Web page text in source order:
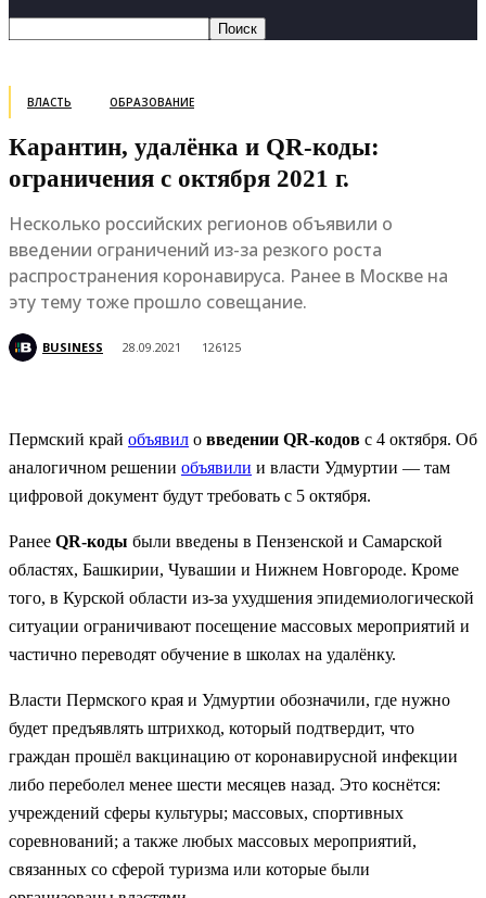
ВЛАСТЬ ОБРАЗОВАНИЕ
Карантин, удалёнка и QR-коды:
ограничения с октября 2021 г.
Несколько российских регионов объявили о
введении ограничений из-за резкого роста
распространения коронавируса. Ранее в Москве на
эту тему тоже прошло совещание.
BUSINESS 28.09.2021 126125
Пермский край объявил о введении QR-кодов с 4 октября. Об
аналогичном решении объявили и власти Удмуртии — там
цифровой документ будут требовать с 5 октября.
Ранее QR-коды были введены в Пензенской и Самарской
областях, Башкирии, Чувашии и Нижнем Новгороде. Кроме
того, в Курской области из-за ухудшения эпидемиологической
ситуации ограничивают посещение массовых мероприятий и
частично переводят обучение в школах на удалёнку.
Власти Пермского края и Удмуртии обозначили, где нужно
будет предъявлять штрихкод, который подтвердит, что
граждан прошёл вакцинацию от коронавирусной инфекции
либо переболел менее шести месяцев назад. Это коснётся:
учреждений сферы культуры; массовых, спортивных
соревнований; а также любых массовых мероприятий,
связанных со сферой туризма или которые были